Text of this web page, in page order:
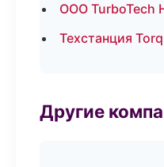
ООО TurboTech
Техстанция
Другие